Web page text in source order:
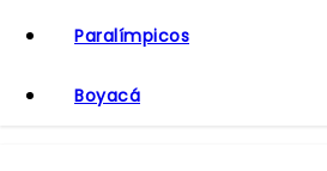
Paralímpicos
Boyacá